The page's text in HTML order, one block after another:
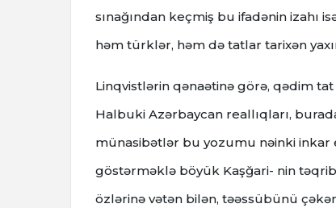
sınağından keçmiş bu ifadənin izahı
həm türklər, həm də tatlar tarixən
Linqvistlərin qənaətinə görə, qədim tat
Halbuki Azərbaycan reallıqları,
münasibətlər bu yozumu nəinki inkar
göstərməklə böyük Kaşğari- nin
özlərinə vətən bilən, təəssübünü